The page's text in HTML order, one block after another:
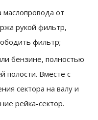
от
рукой фильтр,
фильтр;
бензине, полностью
полости. Вместе с
сектора на валу и
рейка-сектор.